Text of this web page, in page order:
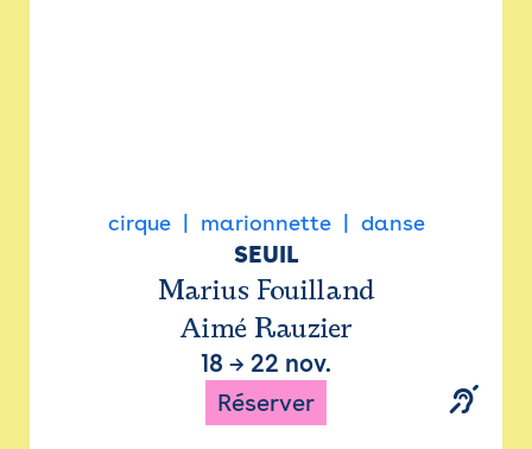
cirque marionnette danse
SEUIL
Marius Fouilland
Aimé Rauzier
18 → 22 nov.
Réserver